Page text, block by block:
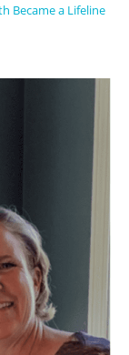
Became a Lifeline